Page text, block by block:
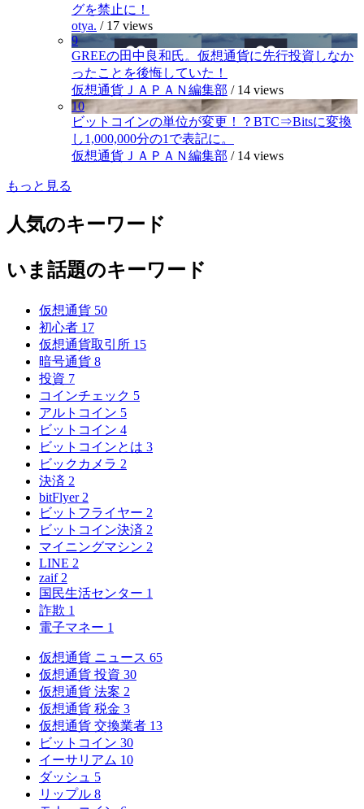
グを禁止に！
otya. / 17 views
9
GREEの田中良和氏。仮想通貨に先行投資しなか
ったことを後悔していた！
仮想通貨ＪＡＰＡＮ編集部 / 14 views
10
ビットコインの単位が変更！？BTC⇒Bitsに変換
し1,000,000分の1で表記に。
仮想通貨ＪＡＰＡＮ編集部 / 14 views
もっと見る
人気のキーワード
いま話題のキーワード
仮想通貨 50
初心者 17
仮想通貨取引所 15
暗号通貨 8
投資 7
コインチェック 5
アルトコイン 5
ビットコイン 4
ビットコインとは 3
ビックカメラ 2
決済 2
bitFlyer 2
ビットフライヤー 2
ビットコイン決済 2
マイニングマシン 2
LINE 2
zaif 2
国民生活センター 1
詐欺 1
電子マネー 1
仮想通貨 ニュース 65
仮想通貨 投資 30
仮想通貨 法案 2
仮想通貨 税金 3
仮想通貨 交換業者 13
ビットコイン 30
イーサリアム 10
ダッシュ 5
リップル 8